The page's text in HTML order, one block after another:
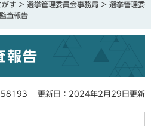
がす > 選挙管理委員会事務局 > 選挙管理委
査報告
報告
更新日：2024年2月29日更新